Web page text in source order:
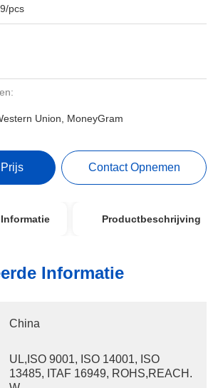
pcs
Union, MoneyGram
Contact Opnemen
Productbeschrijving
Informatie
China
UL,ISO 9001, ISO 14001, ISO
13485, ITAF 16949, ROHS,REACH.